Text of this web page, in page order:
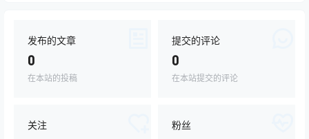
发布的文章
0
在本站的投稿
提交的评论
0
在本站提交的评论
关注 粉丝